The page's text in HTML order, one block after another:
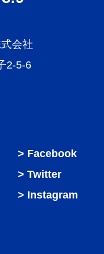
会社
2-5-6
Facebook
Twitter
Instagram